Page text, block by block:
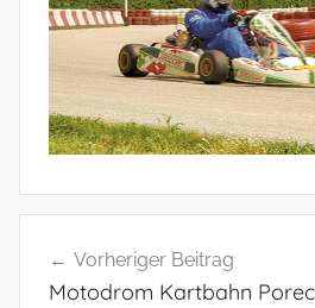
Vorheriger Beitrag
Motodrom Kartbahn Porec